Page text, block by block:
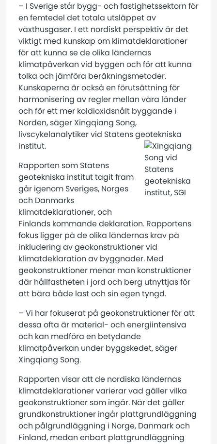
– I Sverige står bygg- och fastighetssektorn för
en femtedel det totala utsläppet av
växthusgaser. I ett nordiskt perspektiv är det
viktigt med kunskap om klimatdeklarationer
för att kunna se de olika ländernas
klimatpåverkan vid byggen och för att kunna
tolka och jämföra beräkningsmetoder.
Kunskaperna är också en förutsättning för
harmonisering av regler mellan våra länder
och för ett mer koldioxidsnålt byggande i
Norden, säger Xingqiang Song,
livscykelanalytiker vid Statens geotekniska
institut.
Rapporten som Statens
geotekniska institut tagit fram
går igenom Sveriges, Norges
och Danmarks
klimatdeklarationer, och
Finlands kommande deklaration. Rapportens
fokus ligger på de olika ländernas krav på
inkludering av geokonstruktioner vid
klimatdeklaration av byggnader. Med
geokonstruktioner menar man konstruktioner
där hållfastheten i jord och berg utnyttjas för
att bära både last och sin egen tyngd.
– Vi har fokuserat på geokonstruktioner för att
dessa ofta är material- och energiintensiva
och kan medföra en betydande
klimatpåverkan under byggskedet, säger
Xingqiang Song.
Rapporten visar att de nordiska ländernas
klimatdeklarationer varierar vad gäller vilka
geokonstruktioner som ingår. När det gäller
grundkonstruktioner ingår plattgrundläggning
och pålgrundläggning i Norge, Danmark och
Finland, medan enbart plattgrundläggning